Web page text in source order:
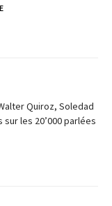
Quiroz, Soledad
les 20’000 parlées